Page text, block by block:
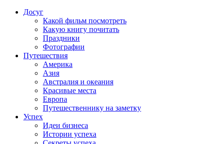
Досуг
Какой фильм посмотреть
Какую книгу почитать
Праздники
Фотографии
Путешествия
Америка
Азия
Австралия и океания
Красивые места
Европа
Путешественнику на заметку
Успех
Идеи бизнеса
Истории успеха